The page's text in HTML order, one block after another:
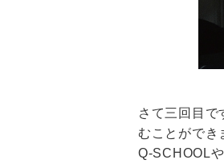
さて三回目
むことができ
Q-SCHOOL